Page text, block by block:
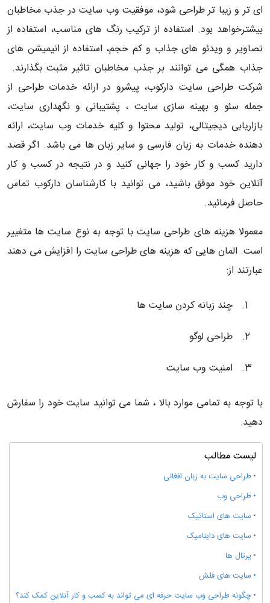
ای تر و زیبا تر طراحی شود، موفقیت وب سایت در جذب مخاطبان
بیشترخواهد بود. استفاده از ترکیب رنگ های مناسب، استفاده از
تصاویر و ویدئو های جذاب و کم حجم، استفاده از انیمیشن های
جذاب همگی می توانند بر جذب مخاطبان تاثیر مثبت بگذارند.
شرکت طراحی سایت دارکوب، پیشرو در ارائه خدمات طراحی از
جمله سئو و بهینه سازی سایت ، پشتیبانی و نگهداری سایت،
بازاریابی دیجیتالی، تولید محتوا و کلیه خدمات وب سایت، ارائه
دهنده خدمات به زبان فارسی و سایر زبان ها می باشد. اگر قصد
دارید کسب و کار خود را جهانی کنید و در نتیجه در کسب و کار
آنلاین خود موفق باشید، می توانید با کارشناسان دارکوب تماس
حاصل فرمائید.
معمولا هزینه های طراحی سایت با توجه به نوع سایت ها متغییر
است. المان هایی که هزینه های طراحی سایت را افزایش می دهند
عبارتند از:
چند زبانه کردن سایت ها
طراحی لوگو
امنیت وب سایت
با توجه به تمامی موارد بالا ، شما می توانید سایت خود را سفارش
دهید.
لیست مطالب
طراحی سایت به زبان افغانی
طراحی وب
سایت های استاتیک
سایت های داینامیک
پرتال ها
سایت های فلش
چگونه طراحی وب سایت حرفه ای می تواند به کسب و کار آنلاین کمک کند؟